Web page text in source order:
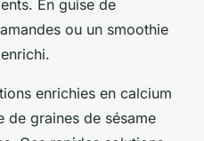
En guise de
ou un smoothie
enrichi.
enrichies en calcium
de graines de sésame